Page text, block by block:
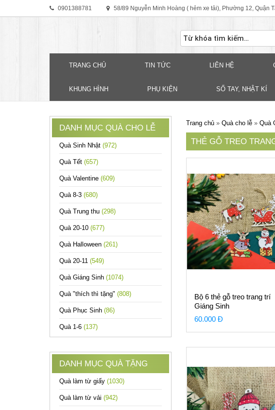
0901388781 58/89 Nguyễn Minh Hoàng ( hẻm xe tải), Phường 12, Quận
TRANG CHỦ TIN TỨC LIÊN HỆ
KHUNG HÌNH PHỤ KIỆN SỐ TAY, NHẬT KÍ
DANH MỤC QUÀ CHO LỄ
Quà Sinh Nhật (972)
Quà Tết (657)
Quà Valentine (609)
Quà 8-3 (680)
Quà Trung thu (298)
Quà 20-10 (677)
Quà Halloween (261)
Quà 20-11 (549)
Quà Giáng Sinh (1074)
Quà "thích thì tặng" (808)
Quà Phục Sinh (86)
Quà 1-6 (137)
DANH MỤC QUÀ TẶNG
Quà làm từ giấy (1030)
Quà làm từ vải (942)
Trang chủ» Quà cho lễ» Quà
THẺ GỖ TREO
Bộ 6 thẻ gỗ treo trang trí
Giáng Sinh
60.000 Đ